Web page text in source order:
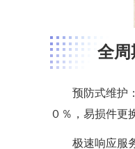
全周
预防式维护
０％，易损件更
极速响应服